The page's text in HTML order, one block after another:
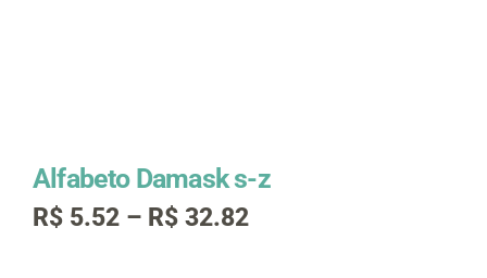
Alfabeto Damask s-z
R$ 5.52 – R$ 32.82Faixa